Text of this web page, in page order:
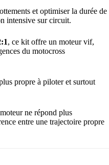
et optimiser la durée de
intensive sur circuit.
, ce kit offre un moteur vif,
du motocross
propre à piloter et surtout
ne répond plus
entre une trajectoire propre